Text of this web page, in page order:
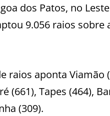
dos Patos, no
9.056 raios sobre
raios aponta Viamão
(661), Tapes (464),
(309).